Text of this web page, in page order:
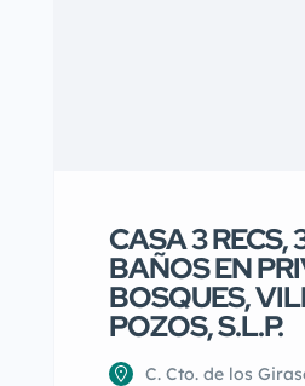
CASA 3 RECS,
BAÑOS EN
BOSQUES,
POZOS, S.L.P.
C. Cto. de los